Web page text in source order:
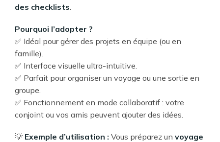
des checklists
Pourquoi l’adopter ?
✅ Idéal pour gérer des projets en équipe (ou en
famille).
✅ Interface visuelle ultra-intuitive.
✅ Parfait pour organiser un voyage ou une sortie en
groupe.
✅ Fonctionnement en mode collaboratif : votre
conjoint ou vos amis peuvent ajouter des idées.
💡 Exemple d’utilisation : Vous préparez un voyage